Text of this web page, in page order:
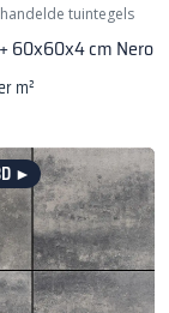
tuintegels
60x60x4 cm Nero
m²
►